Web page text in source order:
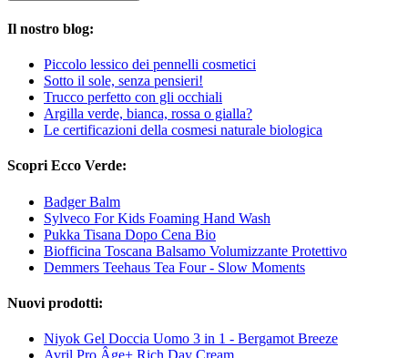
Il nostro blog:
Piccolo lessico dei pennelli cosmetici
Sotto il sole, senza pensieri!
Trucco perfetto con gli occhiali
Argilla verde, bianca, rossa o gialla?
Le certificazioni della cosmesi naturale biologica
Scopri Ecco Verde:
Badger Balm
Sylveco For Kids Foaming Hand Wash
Pukka Tisana Dopo Cena Bio
Biofficina Toscana Balsamo Volumizzante Protettivo
Demmers Teehaus Tea Four - Slow Moments
Nuovi prodotti:
Niyok Gel Doccia Uomo 3 in 1 - Bergamot Breeze
Avril Pro Âge+ Rich Day Cream